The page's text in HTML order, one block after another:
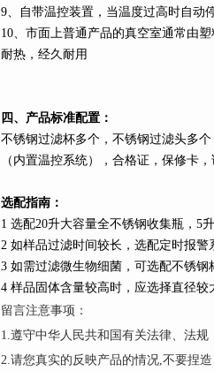
9、自带温控装置，当温度过高时自动
10、市面上普通产品的真空室通常由
耐热，经久耐用
四、产品标准配置：
不锈钢过滤杯多个，不锈钢过滤头多个
（内置温控系统），合格证，保修卡
选配指南：
1 选配20升大容量全不锈钢收集瓶， 5升
2 如样品过滤时间较长，选配定时报
3 如需过滤微生物细菌，可选配不锈钢
4 样品固体含量较高时，应选择直径较
留言注意事项：
1.遵守中华人民共和国有关法律、法
2.请您真实的反映产品的情况,不要捏